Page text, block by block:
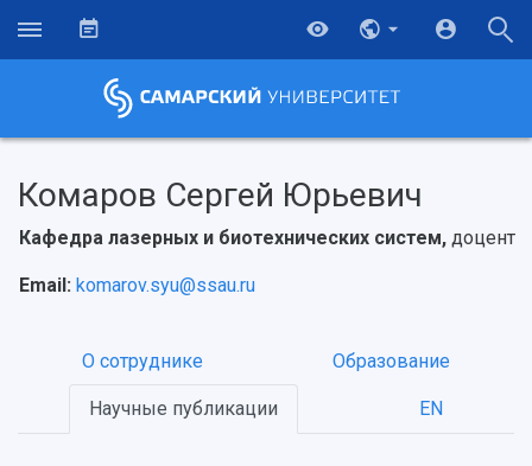
Комаров Сергей Юрьевич
Кафедра лазерных и биотехнических систем, доцент
Email: komarov.syu@ssau.ru
О сотруднике Образование
Научные публикации EN